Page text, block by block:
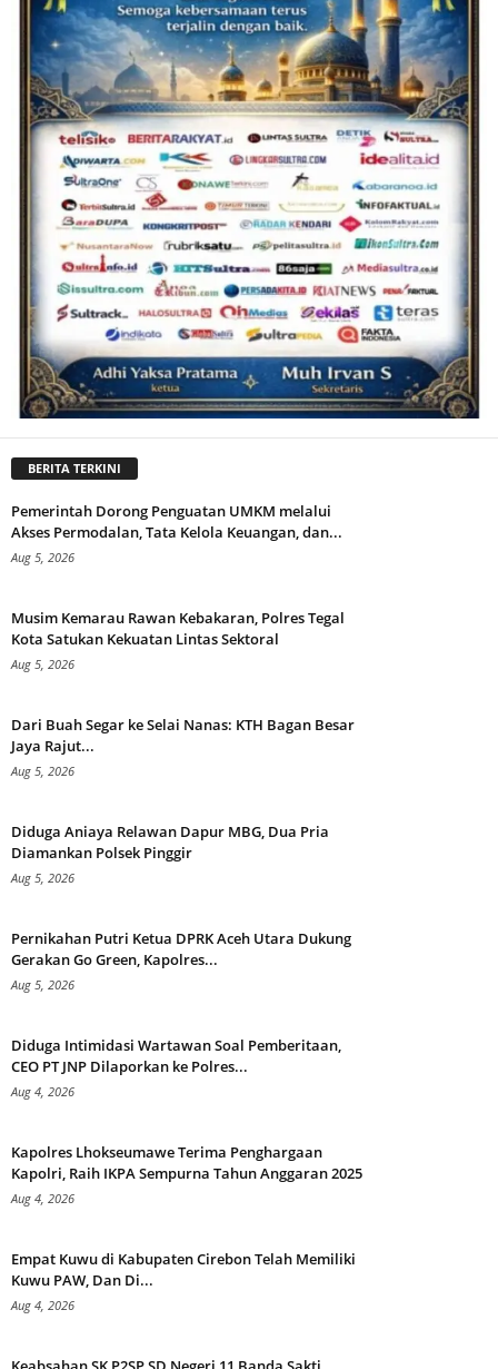
BERITA TERKINI
Pemerintah Dorong Penguatan UMKM melalui
Akses Permodalan, Tata Kelola Keuangan, dan...
Aug 5, 2026
Musim Kemarau Rawan Kebakaran, Polres Tegal
Kota Satukan Kekuatan Lintas Sektoral
Aug 5, 2026
Dari Buah Segar ke Selai Nanas: KTH Bagan Besar
Jaya Rajut...
Aug 5, 2026
Diduga Aniaya Relawan Dapur MBG, Dua Pria
Diamankan Polsek Pinggir
Aug 5, 2026
Pernikahan Putri Ketua DPRK Aceh Utara Dukung
Gerakan Go Green, Kapolres...
Aug 5, 2026
Diduga Intimidasi Wartawan Soal Pemberitaan,
CEO PT JNP Dilaporkan ke Polres...
Aug 4, 2026
Kapolres Lhokseumawe Terima Penghargaan
Kapolri, Raih IKPA Sempurna Tahun Anggaran 2025
Aug 4, 2026
Empat Kuwu di Kabupaten Cirebon Telah Memiliki
Kuwu PAW, Dan Di...
Aug 4, 2026